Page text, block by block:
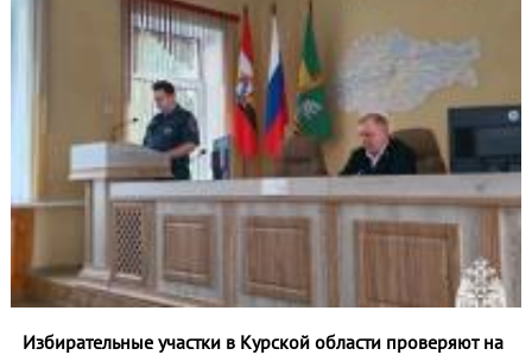
Избирательные участки в Курской области проверяют на